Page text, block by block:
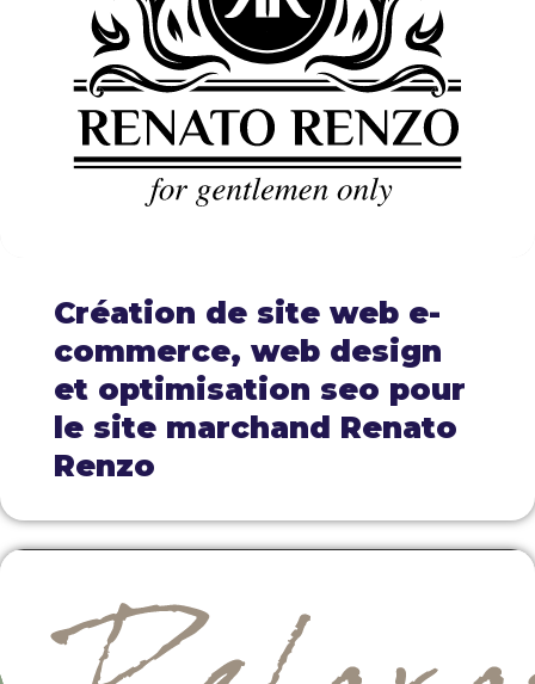
Création de site web e-
commerce, web design
et optimisation seo pour
le site marchand Renato
Renzo